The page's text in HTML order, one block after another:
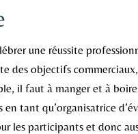
une réussite
des objectifs
il faut à manger et à
tant qu’organisatrice
les participants et donc